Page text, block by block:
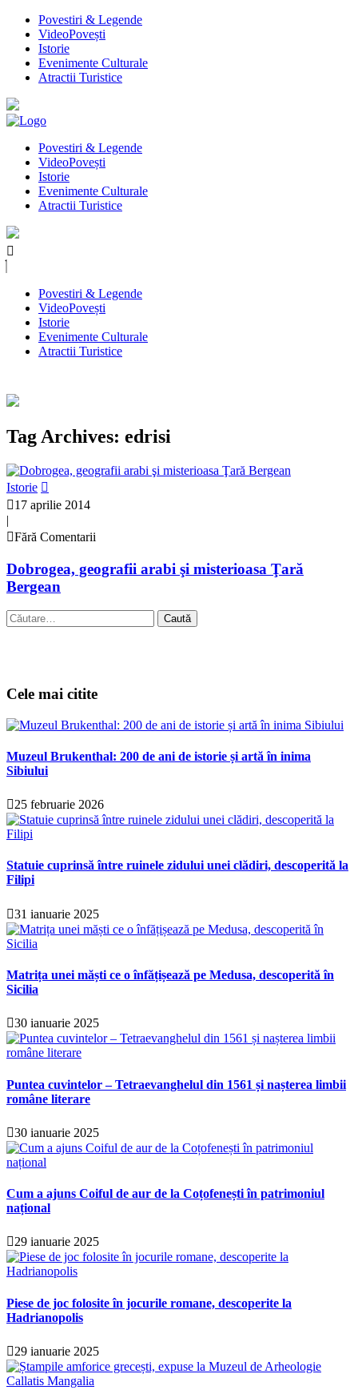
Povestiri & Legende
VideoPovești
Istorie
Evenimente Culturale
Atractii Turistice
Povestiri & Legende
VideoPovești
Istorie
Evenimente Culturale
Atractii Turistice
Povestiri & Legende
VideoPovești
Istorie
Evenimente Culturale
Atractii Turistice
Tag Archives: edrisi
Istorie
17 aprilie 2014
|
Fără Comentarii
Dobrogea, geografii arabi şi misterioasa Ţară
Bergean
Caută
după:
Cele mai citite
Muzeul Brukenthal: 200 de ani de istorie și artă în inima
Sibiului
25 februarie 2026
Statuie cuprinsă între ruinele zidului unei clădiri, descoperită la
Filipi
31 ianuarie 2025
Matrița unei măști ce o înfățișează pe Medusa, descoperită în
Sicilia
30 ianuarie 2025
Puntea cuvintelor – Tetraevanghelul din 1561 și nașterea limbii
române literare
30 ianuarie 2025
Cum a ajuns Coiful de aur de la Coțofenești în patrimoniul
național
29 ianuarie 2025
Piese de joc folosite în jocurile romane, descoperite la
Hadrianopolis
29 ianuarie 2025